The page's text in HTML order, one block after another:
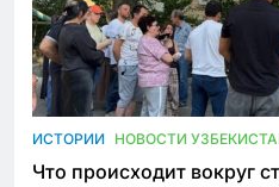
ИСТОРИИ НОВОСТИ
Что происходит вокруг